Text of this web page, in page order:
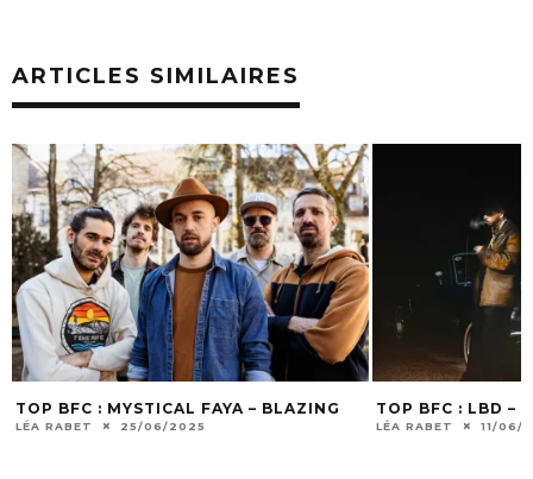
ARTICLES SIMILAIRES
TOP BFC : LBD – COCCOTTI
LÉA RABET 11/06/2025
TOP BFC :
WAVES